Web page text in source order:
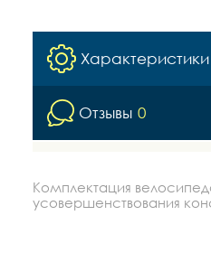
Характеристики
Отзывы 0
Комплектация
усовершенствования